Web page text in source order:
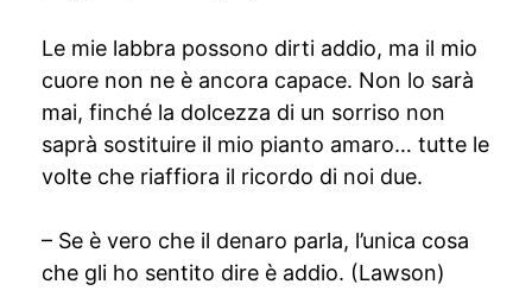
Le mie labbra possono dirti addio, ma il mio
cuore non ne è ancora capace. Non lo sarà
mai, finché la dolcezza di un sorriso non
saprà sostituire il mio pianto amaro… tutte le
volte che riaffiora il ricordo di noi due.
– Se è vero che il denaro parla, l’unica cosa
che gli ho sentito dire è addio. (Lawson)